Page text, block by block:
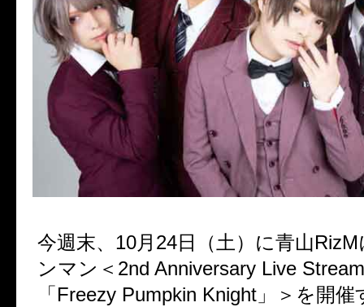
今週末、10月24日（土）に青山
ンマン＜2nd Anniversary Live
「Freezy Pumpkin Knight」＞を開